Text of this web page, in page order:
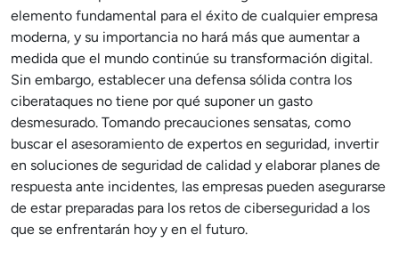
elemento fundamental para el éxito de cualquier empresa
moderna, y su importancia no hará más que aumentar a
medida que el mundo continúe su transformación digital.
Sin embargo, establecer una defensa sólida contra los
ciberataques no tiene por qué suponer un gasto
desmesurado. Tomando precauciones sensatas, como
buscar el asesoramiento de expertos en seguridad, invertir
en soluciones de seguridad de calidad y elaborar planes de
respuesta ante incidentes, las empresas pueden asegurarse
de estar preparadas para los retos de ciberseguridad a los
que se enfrentarán hoy y en el futuro.